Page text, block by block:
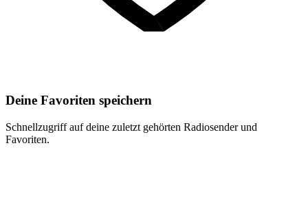
Deine Favoriten speichern
Schnellzugriff auf deine zuletzt gehörten Radiosender und
Favoriten.